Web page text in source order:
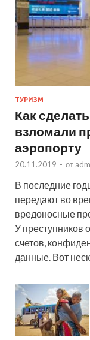
ТУРИЗМ
Как
взломали
аэропорту
20.11.2019 - от
В последние
передают во
вредоносные
У преступников
счетов,
данные. Вот